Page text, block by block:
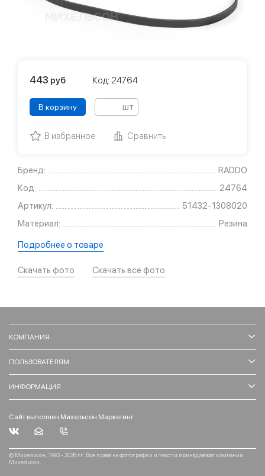
Бренд:
RADDO
Код:
24764
Артикул:
51432-1308020
Материал:
Резина
Подробнее о товаре
Скачать фото Скачать все фото
443 руб Код: 24764
В корзину шт
В избранное Сравнить
КОМПАНИЯ
ПОЛЬЗОВАТЕЛЯМ
ИНФОРМАЦИЯ
Сайт выполнен Михельсон Маркетинг
© Михельсон, 1993 - 2026 гг. Все права на фотографии и тексты принадлежат компании
Михельсон.